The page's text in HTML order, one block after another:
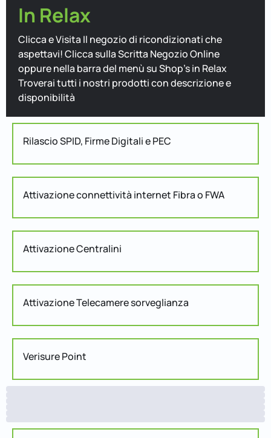
In Relax
Clicca e Visita Il negozio di ricondizionati che
aspettavi! Clicca sulla Scritta Negozio Online
oppure nella barra del menù su Shop's in Relax
Troverai tutti i nostri prodotti con descrizione e
disponibilità
Rilascio SPID, Firme Digitali e PEC
Attivazione connettività internet Fibra o FWA
Attivazione Centralini
Attivazione Telecamere sorveglianza
Verisure Point